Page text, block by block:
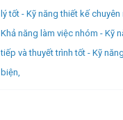
lý tốt - Kỹ năng thiết kế chuyên
Khả năng làm việc nhóm - Kỹ
tiếp và thuyết trình tốt - Kỹ
biện,